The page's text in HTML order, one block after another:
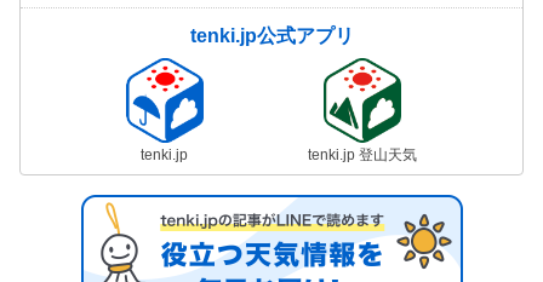
tenki.jp公式アプリ
tenki.jp tenki.jp 登山天気